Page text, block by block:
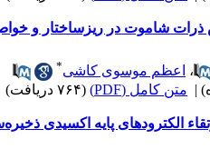
شاموت در ریزساختار و
، اعظم موسوی کاشی*
| متن کامل (PDF) (۷۶۴ دریافت)
الکترودهای پایه اکسیدی